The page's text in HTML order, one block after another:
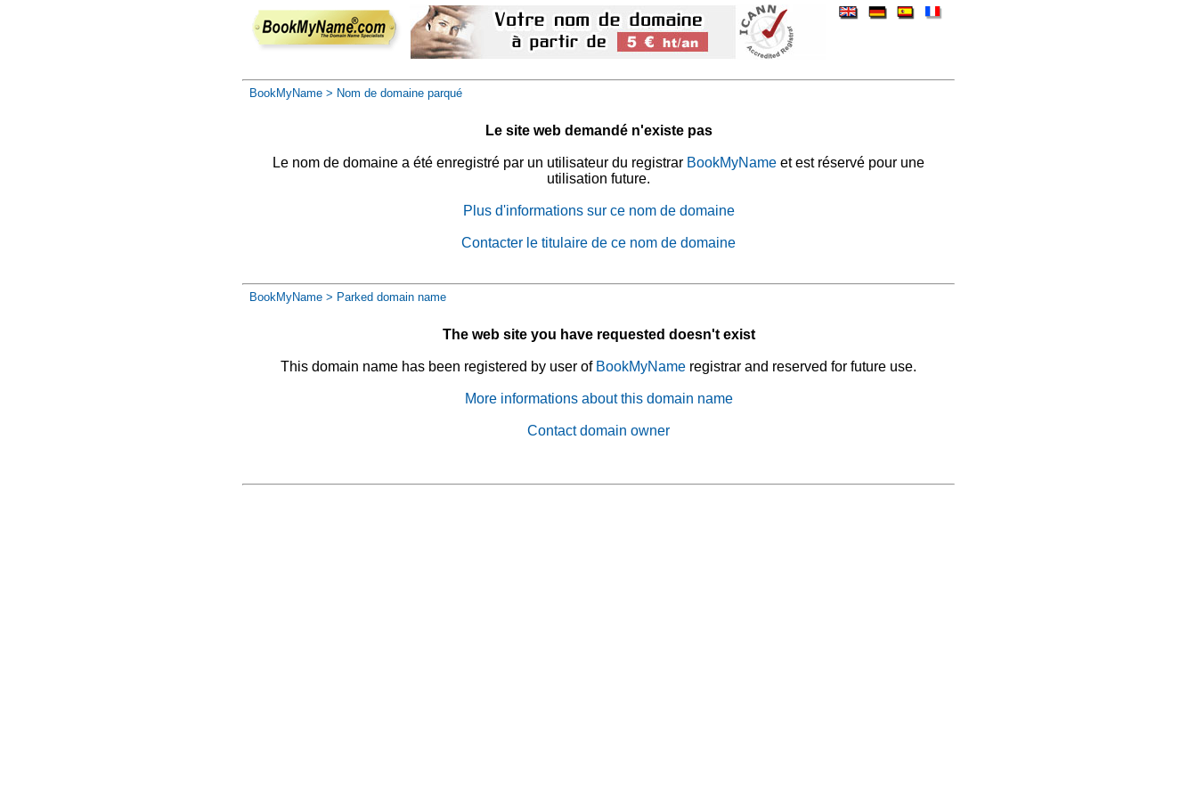
BookMyName > Nom de domaine parqué
Le site web demandé n'existe pas
Le nom de domaine a été enregistré par un utilisateur du registrar BookMyName et est réservé pour une
utilisation future.
Plus d'informations sur ce nom de domaine
Contacter le titulaire de ce nom de domaine
BookMyName > Parked domain name
The web site you have requested doesn't exist
This domain name has been registered by user of BookMyName registrar and reserved for future use.
More informations about this domain name
Contact domain owner